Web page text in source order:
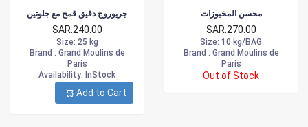
جريوروج دقيق قمح مع جلوتين
SAR.240.00
Size: 25 kg
Brand : Grand Moulins de
Paris
Availability: InStock
Add to Cart
محسن المخبوزات
SAR.270.00
Size: 10 kg/BAG
Brand : Grand Moulins de
Paris
Out of Stock